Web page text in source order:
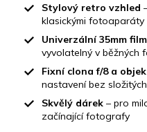
Stylový retro vzhled
klasickými fotoaparáty
Univerzální 35mm film
vyvolatelný v běžných
Fixní clona f/8 a
nastavení bez
Skvělý dárek – pro
začínající fotografy